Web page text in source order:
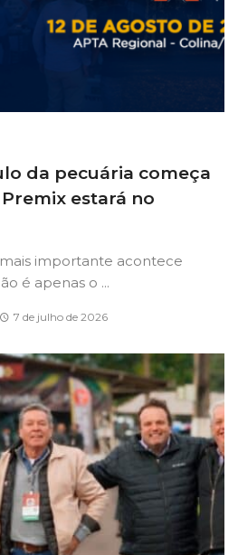
da pecuária começa
estará no
importante acontece
é apenas o ...
7 de julho de 2026